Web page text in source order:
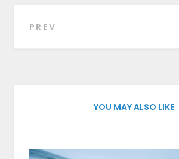
Beitragsnavigation
PREV
YOU MAY ALSO LIKE